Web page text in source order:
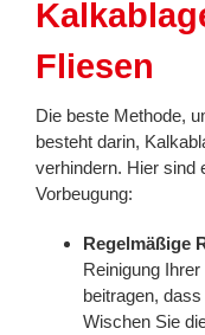
Fliesen
Die beste Methode,
besteht darin,
verhindern. Hier sind
Vorbeugung:
Regelmäßige
Reinigung
beitragen,
Wischen Sie